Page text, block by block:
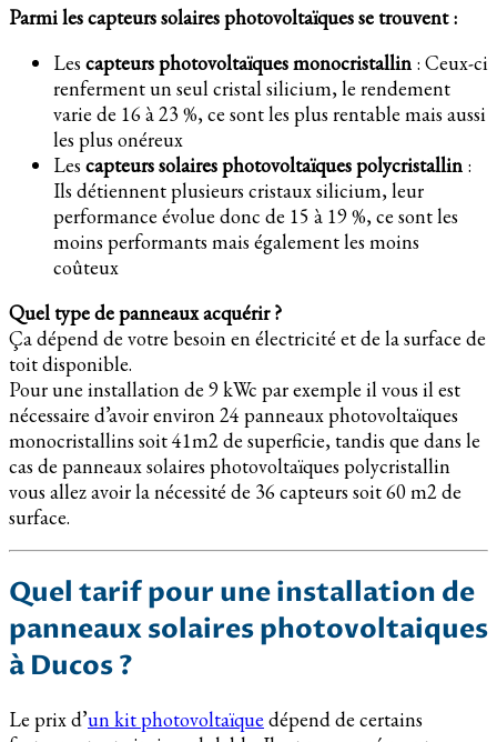
Parmi les capteurs solaires photovoltaïques se trouvent :
Les capteurs photovoltaïques monocristallin : Ceux-ci
renferment un seul cristal silicium, le rendement
varie de 16 à 23 %, ce sont les plus rentable mais aussi
les plus onéreux
Les capteurs solaires photovoltaïques polycristallin :
Ils détiennent plusieurs cristaux silicium, leur
performance évolue donc de 15 à 19 %, ce sont les
moins performants mais également les moins
coûteux
Quel type de panneaux acquérir ?
Ça dépend de votre besoin en électricité et de la surface de
toit disponible.
Pour une installation de 9 kWc par exemple il vous il est
nécessaire d’avoir environ 24 panneaux photovoltaïques
monocristallins soit 41m2 de superficie, tandis que dans le
cas de panneaux solaires photovoltaïques polycristallin
vous allez avoir la nécessité de 36 capteurs soit 60 m2 de
surface.
Quel tarif pour une installation de
panneaux solaires photovoltaiques
à Ducos ?
Le prix d’un kit photovoltaïque dépend de certains